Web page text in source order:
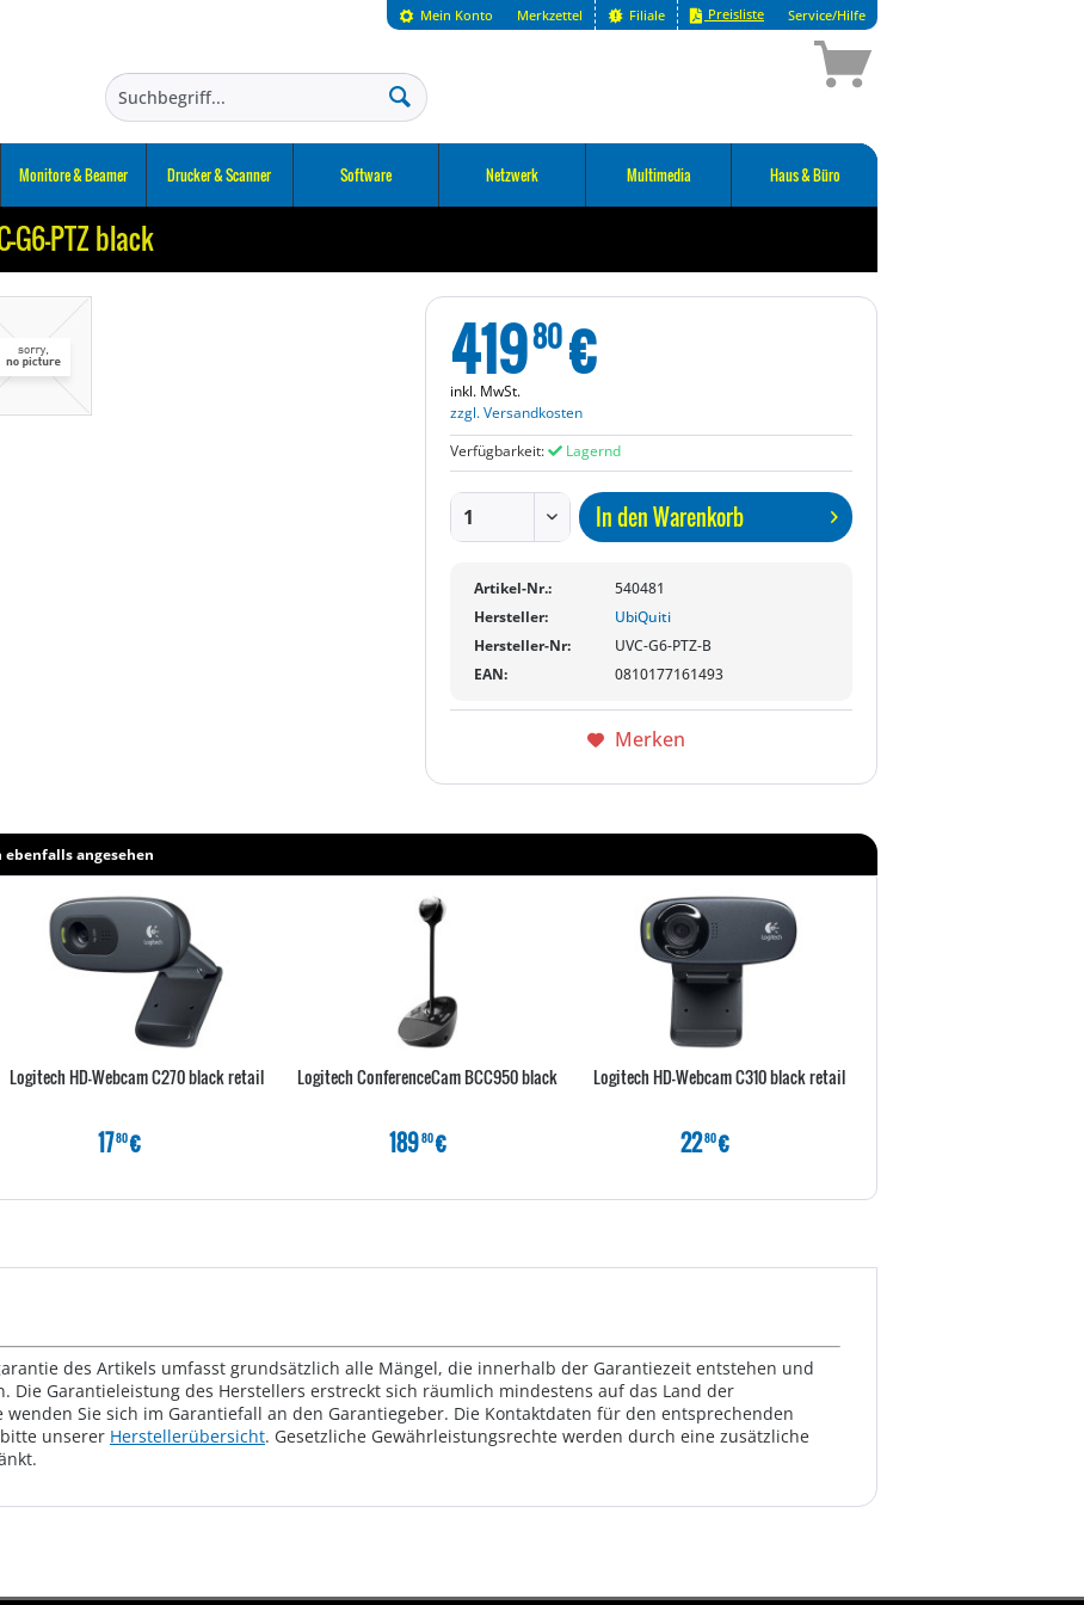
Mein Konto Merkzettel Filiale Preisliste Service/Hilfe
Monitore & Beamer Drucker & Scanner Software Netzwerk Multimedia Haus & Büro
G6-PTZ black
41980€
inkl. MwSt.
zzgl. Versandkosten
Verfügbarkeit:
Lagernd
In denWarenkorb
Artikel-Nr.:
540481
Hersteller:
UbiQuiti
Hersteller-Nr:
UVC-G6-PTZ-B
EAN:
0810177161493
Merken
ebenfalls angesehen
Logitech HD-Webcam C270 black retail
1780€
Logitech ConferenceCam BCC950 black
18980€
Logitech HD-Webcam C310 black retail
2280€
des Artikels umfasst grundsätzlich alle Mängel, die innerhalb der Garantiezeit entstehen und
Die Garantieleistung des Herstellers erstreckt sich räumlich mindestens auf das Land der
Sie sich im Garantiefall an den Garantiegeber. Die Kontaktdaten für den entsprechenden
unserer Herstellerübersicht. Gesetzliche Gewährleistungsrechte werden durch eine zusätzliche